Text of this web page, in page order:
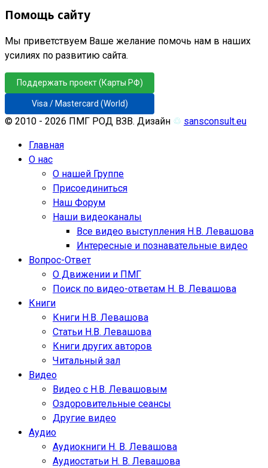
Помощь сайту
Мы приветствуем Ваше желание помочь нам в наших
усилиях по развитию сайта.
Поддержать проект (Карты РФ)
Visa / Mastercard (World)
© 2010 - 2026 ПМГ РОД ВЗВ. Дизайн ♲ sansconsult.eu
Главная
О нас
О нашей Группе
Присоединиться
Наш Форум
Наши видеоканалы
Все видео выступления Н.В. Левашова
Интересные и познавательные видео
Вопрос-Ответ
О Движении и ПМГ
Поиск по видео-ответам Н. В. Левашова
Книги
Книги Н.В. Левашова
Статьи Н.В. Левашова
Книги других авторов
Читальный зал
Видео
Видео с Н.В. Левашовым
Оздоровительные сеансы
Другие видео
Аудио
Аудиокниги Н. В. Левашова
Аудиостатьи Н. В. Левашова